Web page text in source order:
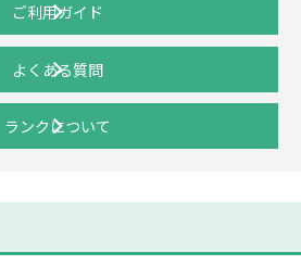
ご利用ガイド
よくある質問
ランクについて